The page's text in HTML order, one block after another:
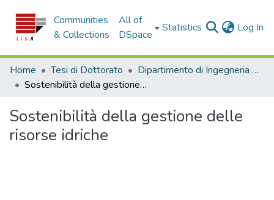
Communities
& Collections
All of
DSpace
Statistics Log In
Home Tesi di Dottorato
Dipartimento di Ingegneria Civile - Tesi di Dottorato
Sostenibilità della gestione delle risorse idriche
Sostenibilità della gestione delle
risorse idriche